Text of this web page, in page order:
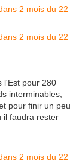
l'Est pour 280
interminables,
pour finir un peu
il faudra rester